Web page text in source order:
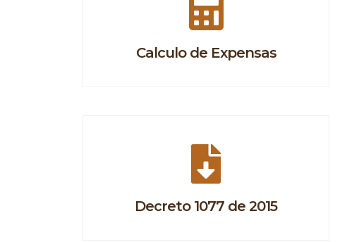
Calculo de Expensas
Decreto 1077 de 2015